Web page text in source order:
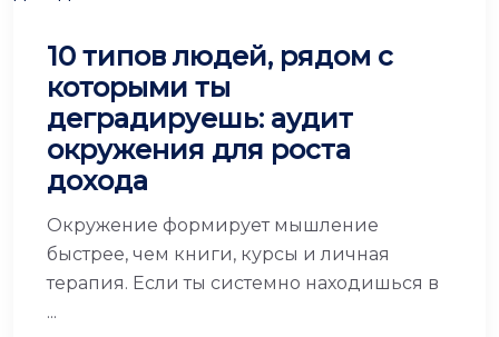
10 типов людей, рядом с
которыми ты
деградируешь: аудит
окружения для роста
дохода
Окружение формирует мышление
быстрее, чем книги, курсы и личная
терапия. Если ты системно находишься в
...